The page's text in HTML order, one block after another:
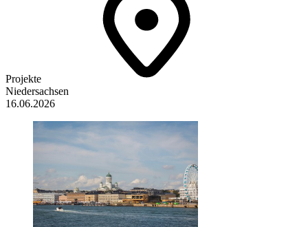
Projekte
Niedersachsen
16.06.2026